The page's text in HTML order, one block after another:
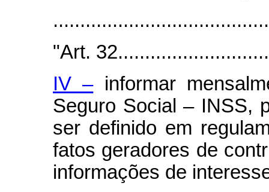
"Art.
IV –informar
Seguro Social – INSS,
ser definido em
fatos geradores de
informações de